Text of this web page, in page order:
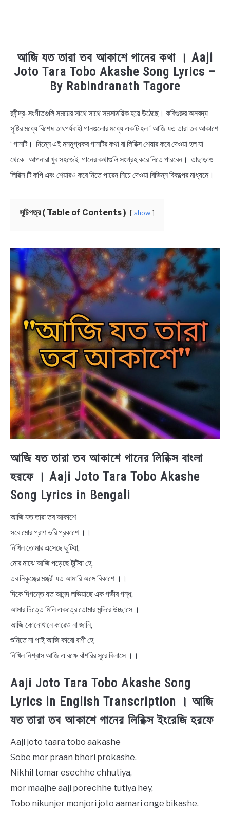
TECHNOLOGY
HEALTH & LIFESTYLE
BIOGRAPHY
EDUCATIONAL
BENGALI WISHES
BENGALI LYRICS
BENGALI NAMES
BENGALI STORIES
আজি যত তারা তব আকাশে গানের কথা । Aaji
Joto Tara Tobo Akashe Song Lyrics –
By Rabindranath Tagore
in
Bengali
Lyrics
রবীন্দ্র-সংগীতগুলি সময়ের সাথে সাথে সমসাময়িক হয়ে উঠেছে। কবিগুরুর অনবদ্য
সৃষ্টির মধ্যে বিশেষ তাৎপর্যবাহী গানগুলোর মধ্যে একটি হল ‘ আজি যত তারা তব আকাশে
‘ গানটি। নিম্নে এই মনমুগ্ধকর গানটির কথা বা লিরিক্স শেয়ার করে দেওয়া হল যা
থেকে আপনারা খুব সহজেই গানের কথাগুলি সংগ্রহ করে নিতে পারবেন। তাছাড়াও
লিরিক্স টি কপি এবং শেয়ারও করে নিতে পারেন নিচে দেওয়া বিভিন্ন বিকল্পের মাধ্যমে।
সূচিপত্র ( Table of Contents ) show
আজি যত তারা তব আকাশে গানের লিরিক্স বাংলা
হরফে । Aaji Joto Tara Tobo Akashe
Song Lyrics in Bengali
আজি যত তারা তব আকাশে
সবে মোর প্রাণ ভরি প্রকাশে ।।
নিখিল তোমার এসেছে ছুটিয়া,
মোর মাঝে আজি পড়েছে টুটিয়া হে,
তব নিকুঞ্জের মঞ্জরী যত আমারি অঙ্গে বিকাশে ।।
দিকে দিগন্তে যত আনন্দ লভিয়াছে এক গভীর গন্ধ,
আমার চিত্তে মিলি একত্রে তোমার মন্দিরে উচ্ছাসে ।
আজি কোনোখানে কারেও না জানি,
শুনিতে না পাই আজি কারো বাণী হে
নিখিল নিশ্বাস আজি এ বক্ষে বাঁশরির সুরে বিলাসে ।।
Aaji Joto Tara Tobo Akashe Song
Lyrics in English Transcription । আজি
যত তারা তব আকাশে গানের লিরিক্স ইংরেজি হরফে
Aaji joto taara tobo aakashe
Sobe mor praan bhori prokashe.
Nikhil tomar esechhe chhutiya,
mor maajhe aaji porechhe tutiya hey,
Tobo nikunjer monjori joto aamari onge bikashe.